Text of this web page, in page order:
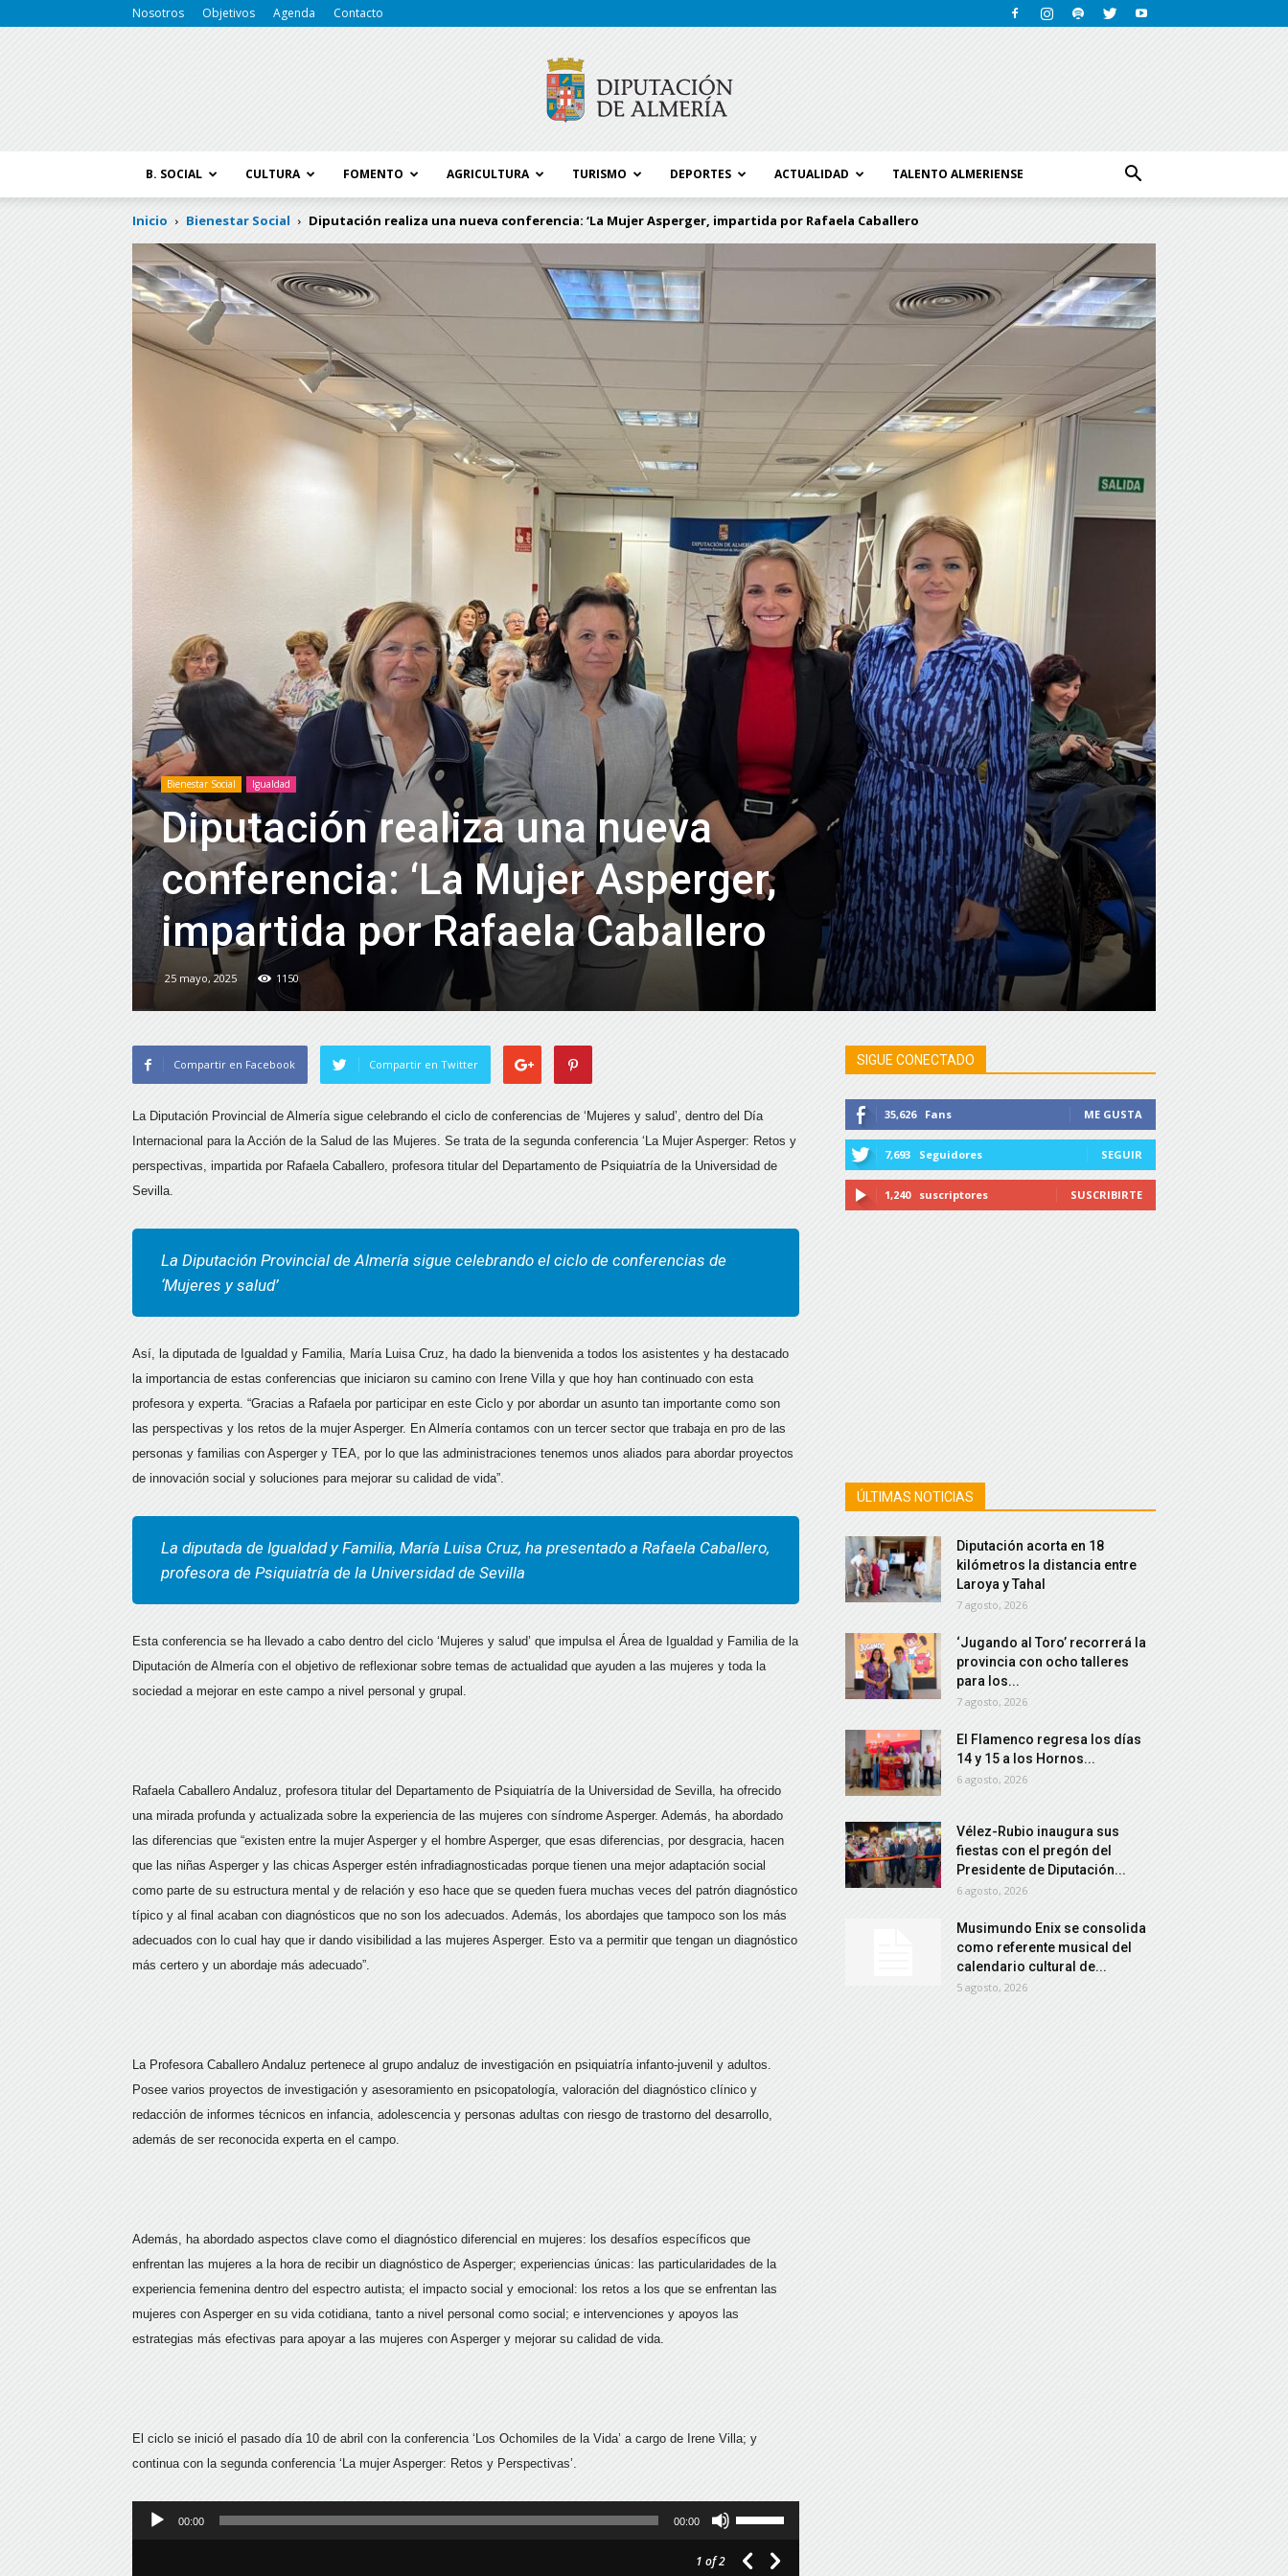
Nosotros Objetivos Agenda Contacto
Diputación
B. SOCIAL CULTURA FOMENTO AGRICULTURA TURISMO DEPORTES ACTUALIDAD TALENTO ALMERIENSE
Inicio Bienestar Social Diputación realiza una nueva conferencia: ‘La Mujer Asperger, impartida por Rafaela Caballero
Bienestar Social Igualdad
Diputación realiza una nueva
conferencia: ‘La Mujer Asperger,
impartida por Rafaela Caballero
25 mayo, 2025 1150
Compartir en Facebook Compartir en Twitter
La Diputación Provincial de Almería sigue celebrando el ciclo de conferencias de ‘Mujeres y salud’, dentro del Día
Internacional para la Acción de la Salud de las Mujeres. Se trata de la segunda conferencia ‘La Mujer Asperger: Retos y
perspectivas, impartida por Rafaela Caballero, profesora titular del Departamento de Psiquiatría de la Universidad de
Sevilla.
La Diputación Provincial de Almería sigue celebrando el ciclo de conferencias de
‘Mujeres y salud’
Así, la diputada de Igualdad y Familia, María Luisa Cruz, ha dado la bienvenida a todos los asistentes y ha destacado
la importancia de estas conferencias que iniciaron su camino con Irene Villa y que hoy han continuado con esta
profesora y experta. “Gracias a Rafaela por participar en este Ciclo y por abordar un asunto tan importante como son
las perspectivas y los retos de la mujer Asperger. En Almería contamos con un tercer sector que trabaja en pro de las
personas y familias con Asperger y TEA, por lo que las administraciones tenemos unos aliados para abordar proyectos
de innovación social y soluciones para mejorar su calidad de vida”.
La diputada de Igualdad y Familia, María Luisa Cruz, ha presentado a Rafaela Caballero,
profesora de Psiquiatría de la Universidad de Sevilla
Esta conferencia se ha llevado a cabo dentro del ciclo ‘Mujeres y salud’ que impulsa el Área de Igualdad y Familia de la
Diputación de Almería con el objetivo de reflexionar sobre temas de actualidad que ayuden a las mujeres y toda la
sociedad a mejorar en este campo a nivel personal y grupal.
Rafaela Caballero Andaluz, profesora titular del Departamento de Psiquiatría de la Universidad de Sevilla, ha ofrecido
una mirada profunda y actualizada sobre la experiencia de las mujeres con síndrome Asperger. Además, ha abordado
las diferencias que “existen entre la mujer Asperger y el hombre Asperger, que esas diferencias, por desgracia, hacen
que las niñas Asperger y las chicas Asperger estén infradiagnosticadas porque tienen una mejor adaptación social
como parte de su estructura mental y de relación y eso hace que se queden fuera muchas veces del patrón diagnóstico
típico y al final acaban con diagnósticos que no son los adecuados. Además, los abordajes que tampoco son los más
adecuados con lo cual hay que ir dando visibilidad a las mujeres Asperger. Esto va a permitir que tengan un diagnóstico
más certero y un abordaje más adecuado”.
La Profesora Caballero Andaluz pertenece al grupo andaluz de investigación en psiquiatría infanto-juvenil y adultos.
Posee varios proyectos de investigación y asesoramiento en psicopatología, valoración del diagnóstico clínico y
redacción de informes técnicos en infancia, adolescencia y personas adultas con riesgo de trastorno del desarrollo,
además de ser reconocida experta en el campo.
Además, ha abordado aspectos clave como el diagnóstico diferencial en mujeres: los desafíos específicos que
enfrentan las mujeres a la hora de recibir un diagnóstico de Asperger; experiencias únicas: las particularidades de la
experiencia femenina dentro del espectro autista; el impacto social y emocional: los retos a los que se enfrentan las
mujeres con Asperger en su vida cotidiana, tanto a nivel personal como social; e intervenciones y apoyos las
estrategias más efectivas para apoyar a las mujeres con Asperger y mejorar su calidad de vida.
El ciclo se inició el pasado día 10 de abril con la conferencia ‘Los Ochomiles de la Vida’ a cargo de Irene Villa; y
continua con la segunda conferencia ‘La mujer Asperger: Retos y Perspectivas’.
Reproductor
00:00 00:00
teclas
1 of 2
SIGUE CONECTADO
35,626 Fans ME GUSTA
7,693 Seguidores SEGUIR
1,240 suscriptores SUSCRIBIRTE
ÚLTIMAS NOTICIAS
Diputación acorta en 18
kilómetros la distancia entre
Laroya y Tahal
7 agosto, 2026
‘Jugando al Toro’ recorrerá la
provincia con ocho talleres
para los...
7 agosto, 2026
El Flamenco regresa los días
14 y 15 a los Hornos...
6 agosto, 2026
Vélez-Rubio inaugura sus
fiestas con el pregón del
Presidente de Diputación...
6 agosto, 2026
Musimundo Enix se consolida
como referente musical del
calendario cultural de...
5 agosto, 2026